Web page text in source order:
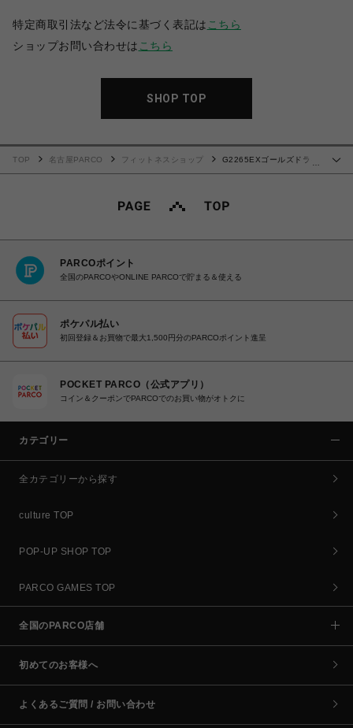
特定商取引法など法令に基づく表記は こちら
ショップお問い合わせは こちら
SHOP TOP
TOP 名古屋PARCO フィットネスショップ
G2265EXゴールズドライ
PARCOポイント
全国のPARCOやONLINE PARCOで貯まる＆使える
ポケパル払い
初回登録＆お買物で最大1,500円分のPARCOポイント進呈
POCKET PARCO（公式アプリ）
コイン＆クーポンでPARCOでのお買い物がオトクに
カテゴリー
全カテゴリーから探す
culture TOP
POP-UP SHOP TOP
PARCO GAMES TOP
全国のPARCO店舗
初めてのお客様へ
よくあるご質問 / お問い合わせ